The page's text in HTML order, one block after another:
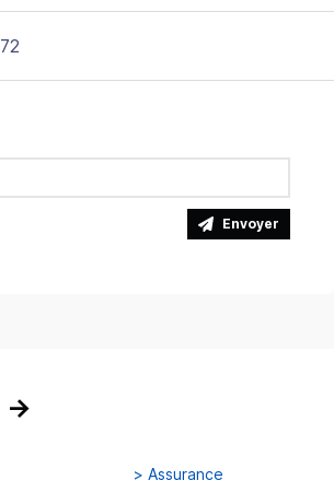
72
Envoyer
→
> Assurance